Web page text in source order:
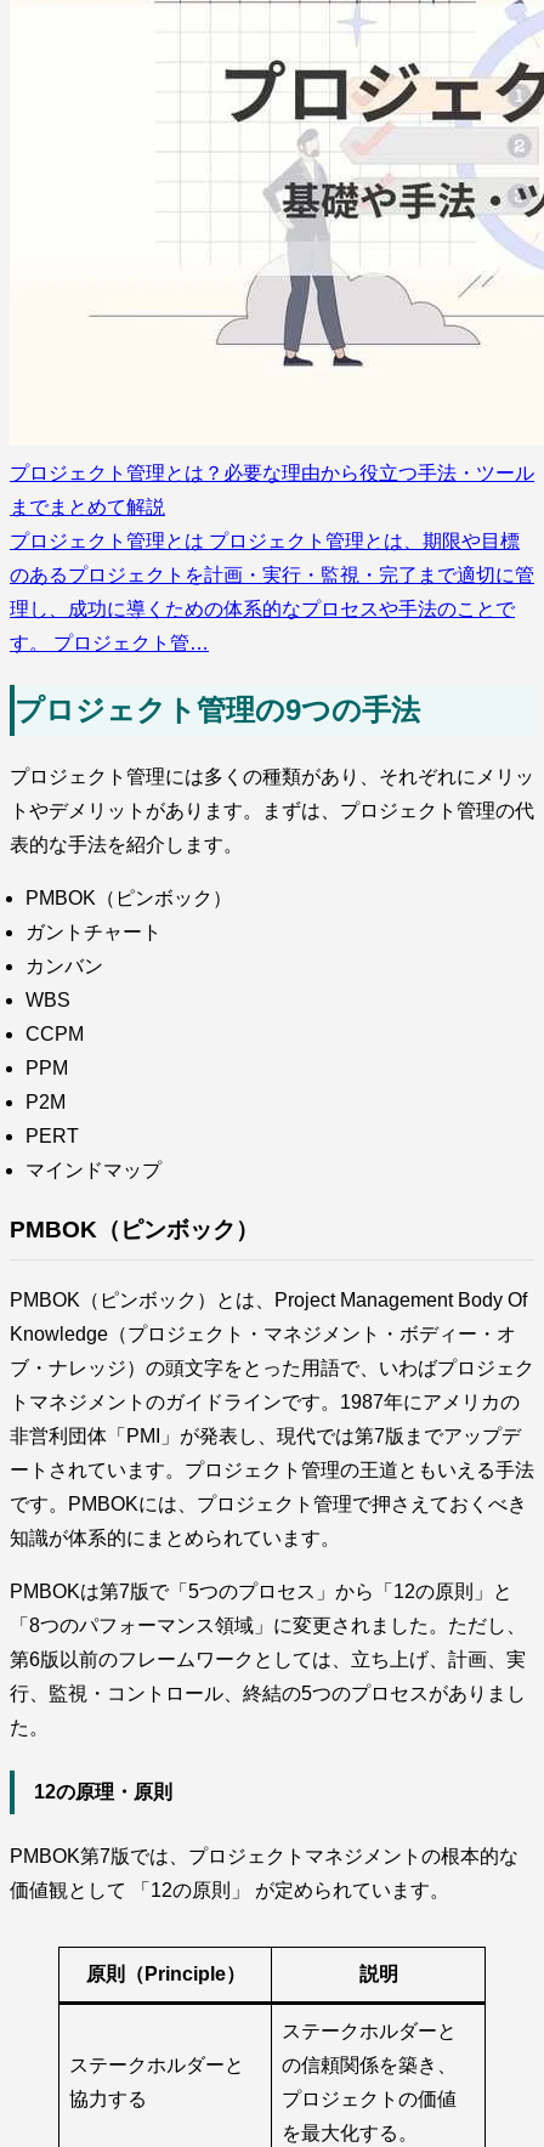
プロジェクト管理とは？必要な理由から役立つ手法・ツール
までまとめて解説
プロジェクト管理とは プロジェクト管理とは、期限や目標
のあるプロジェクトを計画・実行・監視・完了まで適切に管
理し、成功に導くための体系的なプロセスや手法のことで
す。 プロジェクト管…
プロジェクト管理の9つの手法
プロジェクト管理には多くの種類があり、それぞれにメリッ
トやデメリットがあります。まずは、プロジェクト管理の代
表的な手法を紹介します。
PMBOK（ピンボック）
ガントチャート
カンバン
WBS
CCPM
PPM
P2M
PERT
マインドマップ
PMBOK（ピンボック）
PMBOK（ピンボック）とは、Project Management Body Of
Knowledge（プロジェクト・マネジメント・ボディー・オ
ブ・ナレッジ）の頭文字をとった用語で、いわばプロジェク
トマネジメントのガイドラインです。1987年にアメリカの
非営利団体「PMI」が発表し、現代では第7版までアップデ
ートされています。プロジェクト管理の王道ともいえる手法
です。PMBOKには、プロジェクト管理で押さえておくべき
知識が体系的にまとめられています。
PMBOKは第7版で「5つのプロセス」から「12の原則」と
「8つのパフォーマンス領域」に変更されました。ただし、
第6版以前のフレームワークとしては、立ち上げ、計画、実
行、監視・コントロール、終結の5つのプロセスがありまし
た。
12の原理・原則
PMBOK第7版では、プロジェクトマネジメントの根本的な
価値観として 「12の原則」 が定められています。
原則（Principle） 説明
ステークホルダーと
協力する
ステークホルダーと
の信頼関係を築き、
プロジェクトの価値
を最大化する。